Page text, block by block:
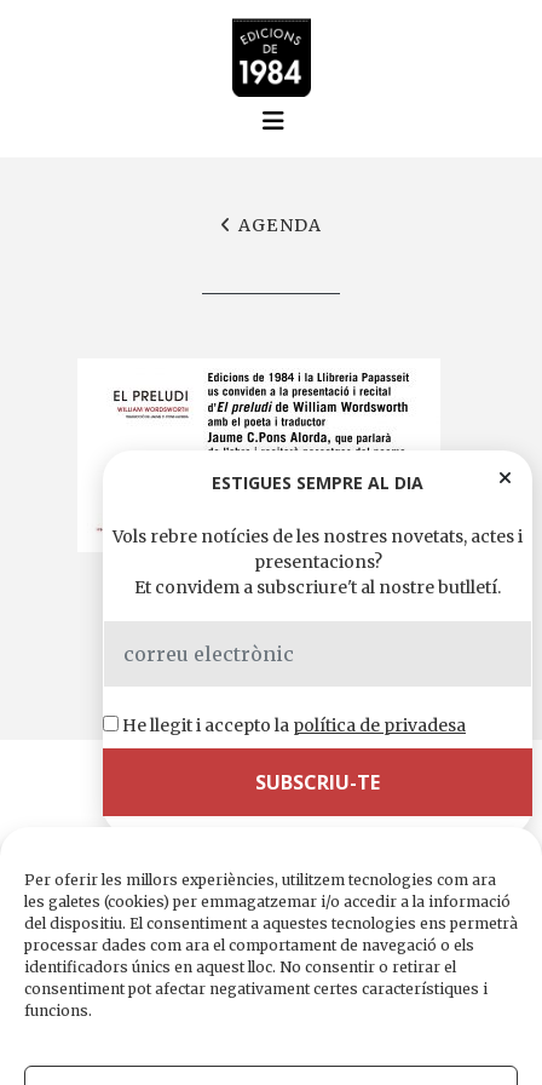
Per oferir les millors experiències, utilitzem tecnologies com ara
les galetes (cookies) per emmagatzemar i/o accedir a la informació
del dispositiu. El consentiment a aquestes tecnologies ens permetrà
processar dades com ara el comportament de navegació o els
identificadors únics en aquest lloc. No consentir o retirar el
consentiment pot afectar negativament certes característiques i
funcions.
AGENDA
Comparteix-ho a
WhatsApp
Telegram
X
Edicions de 1984
Carrer Trafalgar, 10, 2n-2a A
Fax 934 854 375
ESTIGUES SEMPRE AL DIA
Vols rebre notícies de les nostres novetats, actes i
presentacions?
Et convidem a subscriure't al nostre butlletí.
He llegit i accepto la política de privadesa